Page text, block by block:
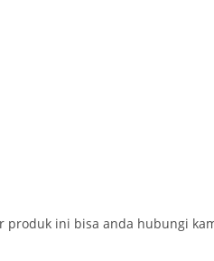
ini bisa anda hubungi